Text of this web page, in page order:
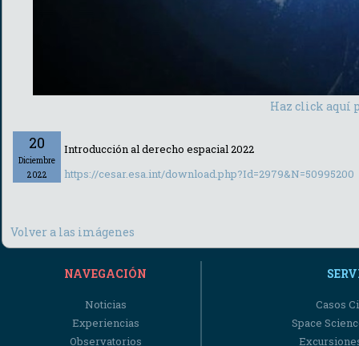
Haz click aquí
20
Diciembre
2022
Introducción al derecho espacial 2022
https://cesar.esa.int/download.php?Id=2979&N=50995200
Volver a las imágenes
NAVEGACIÓN
Noticias
Experiencias
Observatorios
Casos
Space